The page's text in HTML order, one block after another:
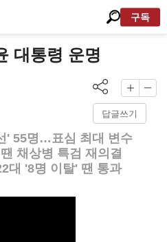
구독
대통령 운명
답글쓰기
' 55명…표심 최대 변수
채상병 특검 재의결
대 '8명 이탈' 땐 통과